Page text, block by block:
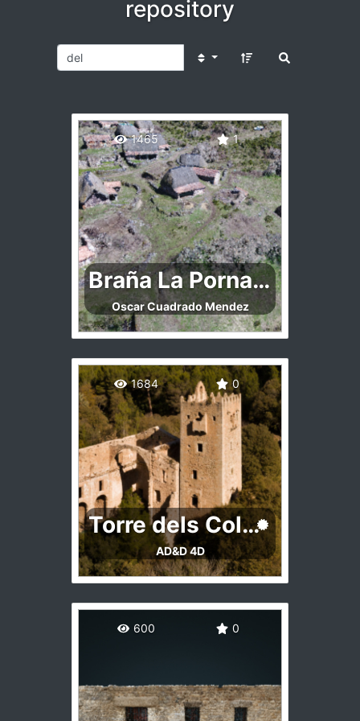
repository
Braña La Pornacal
Oscar Cuadrado Mendez
Esta braña perteneciente a
Villar de Vildas, parroquia del
Concejo de somiedo, es
probablemente la más
emblemática de las brañas
somedanas.
http://www.parquenaturalsom
iedo.com
1465 1
Torre dels Coloms
AD&D 4D
La Torre dels Coloms se sitúa
en el Monasterio de Santa
Murta, bello paraje
enmarcado entre las sierras
1684 0
600 0